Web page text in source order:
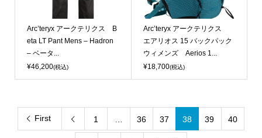
Arc’teryx アークテリクス B
eta LT Pant Mens – Hadron
– ベータ...
¥46,200(税込)
Arc’teryx アークテリクス
エアリオス 15 バックパック
ウィメンズ Aerios 1...
¥18,700(税込)
First  1 36 37 38 39 40